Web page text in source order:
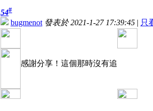
54#
bugmenot 發表於 2021-1-27 17:39:45 | 只
感謝分享！這個那時沒有追